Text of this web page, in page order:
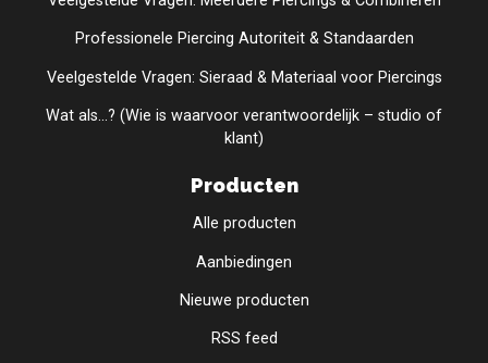
Professionele Piercing Autoriteit & Standaarden
Veelgestelde Vragen: Sieraad & Materiaal voor Piercings
Wat als...? (Wie is waarvoor verantwoordelijk – studio of
klant)
Producten
Alle producten
Aanbiedingen
Nieuwe producten
RSS feed